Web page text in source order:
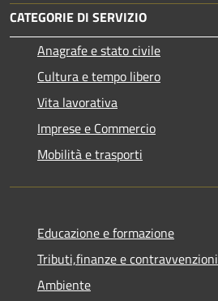
CATEGORIE DI SERVIZIO
Anagrafe e stato civile
Cultura e tempo libero
Vita lavorativa
Imprese e Commercio
Mobilità e trasporti
Educazione e formazione
Tributi,finanze e contravvenzioni
Ambiente